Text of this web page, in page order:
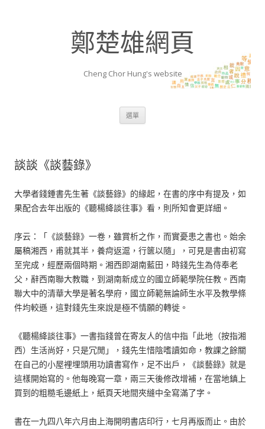
鄭楚雄網頁
Cheng Chor Hung's website
選單
談談《談藝錄》
大學者錢鍾書先生著《談藝錄》的緣起，在書的序中有提及，如
果配合去年出版的《聽楊絳談往事》看，則所知會更詳細。
序云：「《談藝錄》一卷，雖賞析之作，而實憂患之書也。始余
屬稿湘西，甫就其半，養疴返滬，行篋以隨」，可見是書由初寫
至完成，經歷兩個時期。湘西即湖南藍田，時錢先生為侍奉老
父，辭西南聯大教職，到湖南新成立的國立師範學院任教。西南
聯大中的清華大學是著名學府，國立師範無論師生水平及教學條
件均較遜，這對錢先生來說是極不情願的轉徙。
《聽楊絳談往事》一書指錢曾在寄友人的信中指「此地（按指湘
西）生活尚好，只是冗閒」，錢先生惜陰嗜讀如命，教課之餘關
在自己的小屋裡埋頭用功讀書寫作，足不出戶，《談藝錄》就是
這樣開始寫的。他每晚寫一章，兩三天後修改增補，在當地鎮上
買到的粗糙毛邊紙上，紙頁天地間夾縫中全寫滿了字。
書在一九四八年六月由上海開明書店印行，七月再版而止。由於